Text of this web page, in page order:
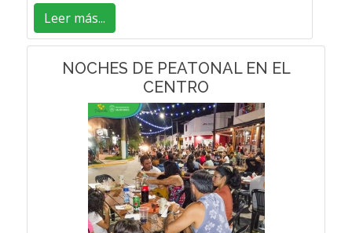
Leer más...
NOCHES DE PEATONAL EN EL
CENTRO